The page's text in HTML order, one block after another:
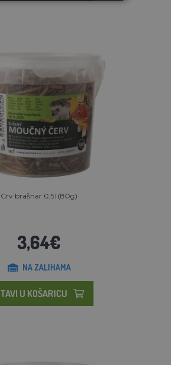
Crv brašnar 0,5l (80g)
3,64€
NA ZALIHAMA
U KOŠARICU